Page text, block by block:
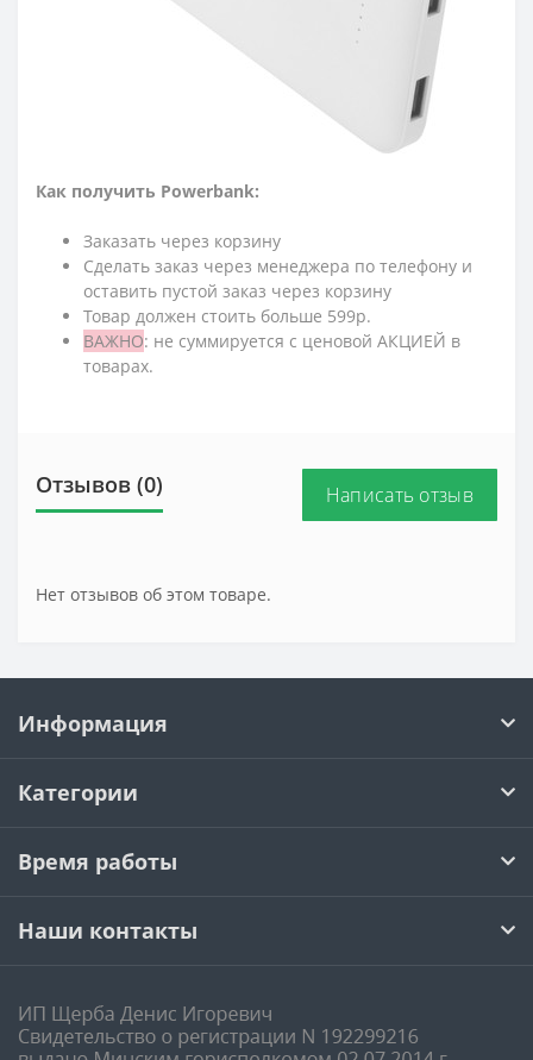
Как получить Powerbank:
Заказать через корзину
Сделать заказ через менеджера по телефону и
оставить пустой заказ через корзину
Товар должен стоить больше 599р.
ВАЖНО: не суммируется с ценовой АКЦИЕЙ в
товарах.
Отзывов (0) Написать отзыв
Нет отзывов об этом товаре.
Информация
Категории
Время работы
Наши контакты